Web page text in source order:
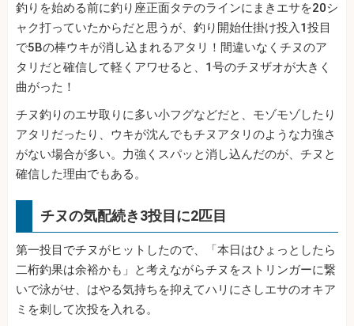
釣りを始める前に釣り座正面タテのラインにまきエサを20シ
ャク打っていたからだと思うが、釣り開始仕掛け投入1投目
で5Bの棒ウキが消し込まれるアタリ！間違いなくチヌのア
タリだと確信して軽くアワせると、1号のチヌザオが大きく
曲がった！
チヌ釣りのエサ取りに多い小フグなどだと、モゾモゾしたり
アタリだったり、ウキが沈んでもチヌアタリのような力強さ
がない場合が多い。力強くスパッと消し込んだのが、チヌと
確信した理由でもある。
チヌの気配続き3投目に2匹目
第一投目でチヌがヒットしたので、「本日はひょっとしたら
二桁釣果は余裕かも」と考えながらチヌをストリンガーに繋
いで泳がせ、はやる気持ちを抑えてハリにさしエサのオキア
ミを刺して次投を入れる。